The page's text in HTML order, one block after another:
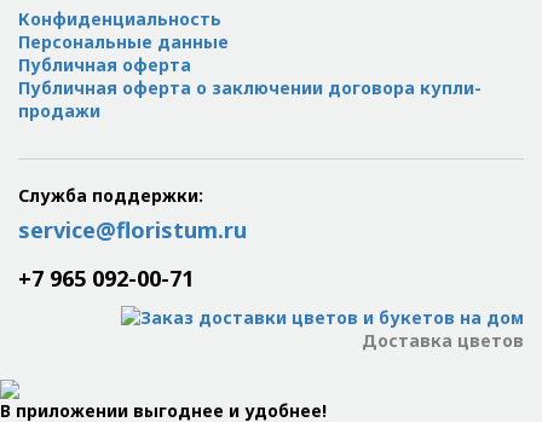
Конфиденциальность
Персональные данные
Публичная оферта
Публичная оферта о заключении договора купли-
продажи
Служба поддержки:
service@floristum.ru
+7 965 092-00-71
Доставка цветов
В приложении выгоднее и удобнее!